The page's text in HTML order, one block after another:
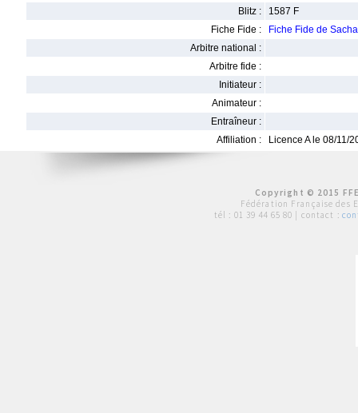
Blitz :
1587 F
Fiche Fide :
Fiche Fide de
Arbitre national :
Arbitre fide :
Initiateur :
Animateur :
Entraîneur :
Affiliation :
Licence A le 08/11/
Copyright © 2015
Fédération Française des
tél : 01 39 44 65 80 | contact :